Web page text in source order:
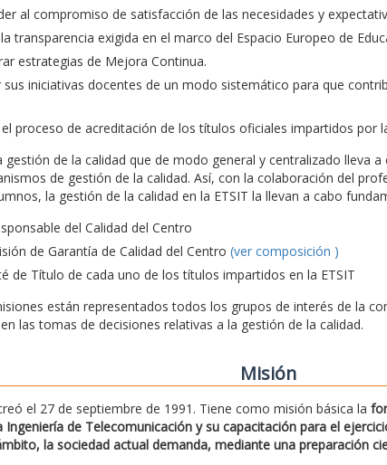
al compromiso de satisfacción de las necesidades y
transparencia exigida en el marco del Espacio Europeo de
estrategias de Mejora Continua.
sus iniciativas docentes de un modo sistemático para que
proceso de acreditación de los títulos oficiales impartidos por
gestión de la calidad que de modo general y centralizado lleva
de gestión de la calidad. Así, con la colaboración del
la gestión de la calidad en la ETSIT la llevan a cabo
del Calidad del Centro
de Garantía de Calidad del Centro (ver composición )
de Título de cada uno de los títulos impartidos en la ETSIT
están representados todos los grupos de interés de la
las tomas de decisiones relativas a la gestión de la calidad.
Misión
el 27 de septiembre de 1991. Tiene como misión básica la
Ingeniería de Telecomunicación y su capacitación para el
la sociedad actual demanda, mediante una preparación